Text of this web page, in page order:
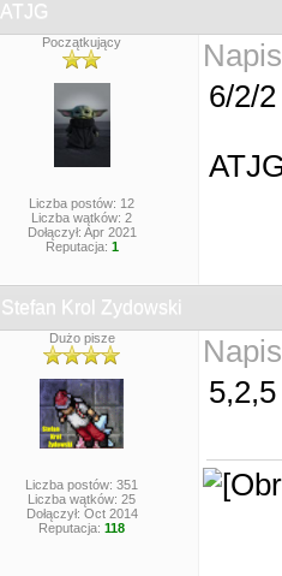
ATJG
Początkujący
Liczba postów: 12
Liczba wątków: 2
Dołączył: Apr 2021
Reputacja: 1
6/2/2
Stefan Krol Zydowski
Dużo pisze
Liczba postów: 351
Liczba wątków: 25
Dołączył: Oct 2014
Reputacja: 118
5,2,5